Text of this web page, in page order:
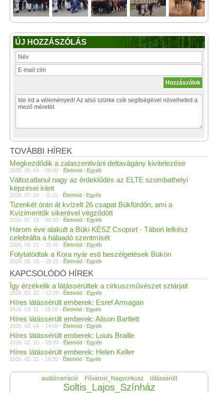
ÚJ HOZZÁSZÓLÁS
TOVÁBBI HÍREK
Megkezdődik a zalaszentiváni deltavágány kivitelezése
2026. 08. 04. - 08:00 - Életmód / Egyéb
Változatlanul nagy az érdeklődés az ELTE szombathelyi
képzései iránt
2026. 07. 24. - 11:15 - Életmód / Egyéb
Tizenkét órán át kvízelt 26 csapat Bükfürdőn, ami a
Kvizimentők sikerével végződött
2026. 07. 19. - 02:30 - Életmód / Egyéb
Három éve alakult a Büki KÉSZ Csoport - Tábori lelkész
celebrálta a hálaadó szentmisét
2026. 06. 21. - 16:45 - Életmód / Egyéb
Folytatódtak a Kora nyár esti beszélgetések Bükön
2026. 06. 19. - 19:15 - Életmód / Egyéb
KAPCSOLÓDÓ HÍREK
Így érzékelik a látássérültek a cirkuszművészet sztárjait
2026. 03. 22. - 17:25 - Életmód / Egyéb
Híres látássérült emberek: Esref Armagan
2026. 03. 11. - 18:15 - Életmód / Egyéb
Híres látássérült emberek: Alison Bartlett
2026. 03. 04. - 14:00 - Életmód / Egyéb
Híres látássérült emberek: Louis Braille
2026. 02. 20. - 09:00 - Életmód / Egyéb
Híres látássérült emberek: Helen Keller
2026. 02. 11. - 19:20 - Életmód / Egyéb
audiónarráció Fővárosi_Nagycirkusz látássérült
Soltis_Lajos_Színház